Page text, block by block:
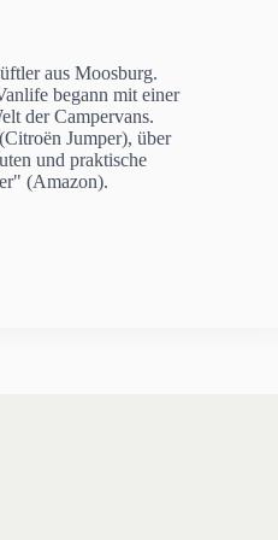
aus Moosburg.
begann mit einer
der Campervans.
Jumper), über
und praktische
(Amazon).